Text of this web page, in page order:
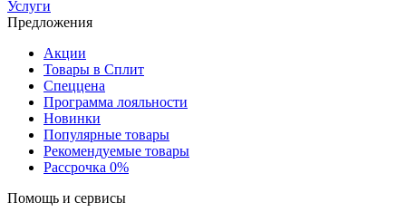
Услуги
Предложения
Акции
Товары в Сплит
Спеццена
Программа лояльности
Новинки
Популярные товары
Рекомендуемые товары
Рассрочка 0%
Помощь и сервисы